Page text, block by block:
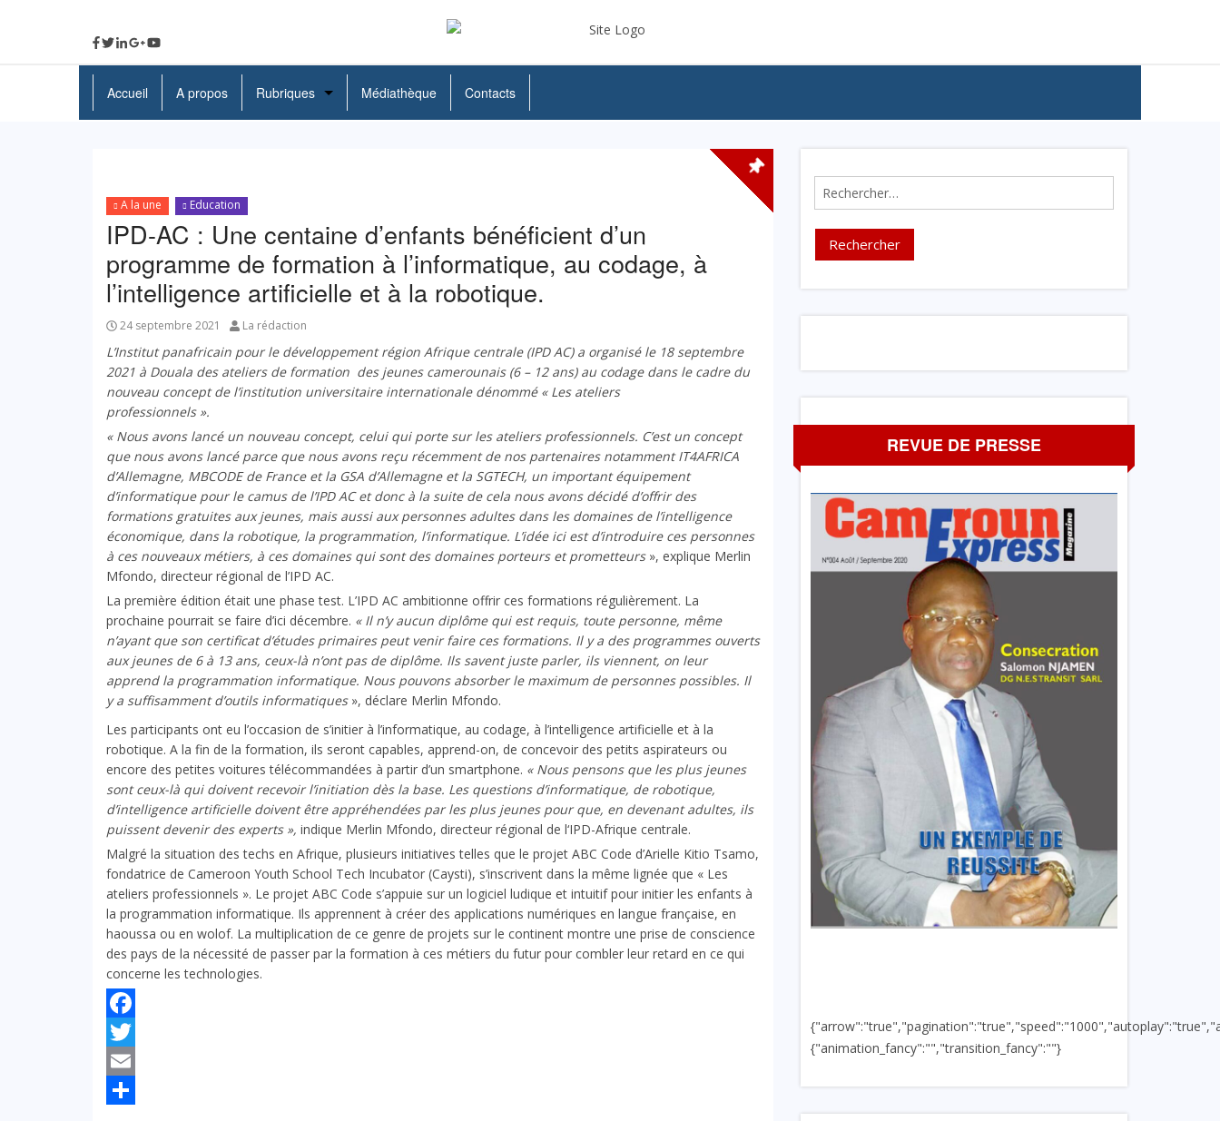
Accueil A propos Rubriques
Education
Société
Santé
Culture
Médiathèque Contacts
A la une Education
IPD-AC : Une centaine d’enfants bénéficient d’un
programme de formation à l’informatique, au codage, à
l’intelligence artificielle et à la robotique.
24 septembre 2021 La rédaction
L’Institut panafricain pour le développement région Afrique centrale (IPD AC) a organisé le 18 septembre
2021 à Douala des ateliers de formation des jeunes camerounais (6 – 12 ans) au codage dans le cadre du
nouveau concept de l’institution universitaire internationale dénommé « Les ateliers
professionnels ».
« Nous avons lancé un nouveau concept, celui qui porte sur les ateliers professionnels. C’est un concept
que nous avons lancé parce que nous avons reçu récemment de nos partenaires notamment IT4AFRICA
d’Allemagne, MBCODE de France et la GSA d’Allemagne et la SGTECH, un important équipement
d’informatique pour le camus de l’IPD AC et donc à la suite de cela nous avons décidé d’offrir des
formations gratuites aux jeunes, mais aussi aux personnes adultes dans les domaines del’intelligence
économique, dans la robotique, la programmation, l’informatique. L’idée ici est d’introduire ces personnes
à ces nouveaux métiers, à ces domaines qui sont des domaines porteurs et prometteurs », explique Merlin
Mfondo, directeur régional de l’IPD AC.
La première édition était une phase test. L’IPD AC ambitionne offrir ces formations régulièrement. La
prochaine pourrait se faire d’ici décembre. « Il n’y aucun diplôme qui est requis, toute personne, même
n’ayant que son certificat d’études primaires peut venir faire ces formations. Il y a des programmes ouverts
aux jeunes de 6 à 13 ans, ceux-là n’ont pas de diplôme. Ils savent juste parler, ils viennent, on leur
apprend la programmation informatique. Nous pouvons absorber le maximum de personnes possibles. Il
y a suffisamment d’outils informatiques», déclare Merlin Mfondo.
Les participants ont eu l’occasion de s’initier à l’informatique, au codage, à l’intelligence artificielle et à la
robotique. A la fin de la formation, ils seront capables, apprend-on, de concevoir des petits aspirateurs ou
encore des petites voitures télécommandées à partir d’un smartphone. « Nous pensons que les plus jeunes
sont ceux-là qui doivent recevoir l’initiation dès la base. Les questions d’informatique, de robotique,
d’intelligence artificielle doivent être appréhendées par les plus jeunes pour que, en devenant adultes, ils
puissent devenir des experts », indique Merlin Mfondo, directeur régional de l‘IPD-Afrique centrale.
Malgré la situation des techs en Afrique, plusieurs initiatives telles que le projet ABC Code d’Arielle Kitio Tsamo,
fondatrice de Cameroon Youth School Tech Incubator (Caysti), s’inscrivent dans la même lignée que « Les
ateliers professionnels ». Le projet ABC Code s’appuie sur un logiciel ludique et intuitif pour initier les enfants à
la programmation informatique. Ils apprennent à créer des applications numériques en langue française, en
haoussa ou en wolof. La multiplication de ce genre de projets sur le continent montre une prise de conscience
des pays de la nécessité de passer par la formation à ces métiers du futur pour combler leur retard en ce qui
concerne les technologies.
Facebook
Twitter
Email
Rechercher :
REVUE DE PRESSE
{"animation_fancy":"","transition_fancy":""}